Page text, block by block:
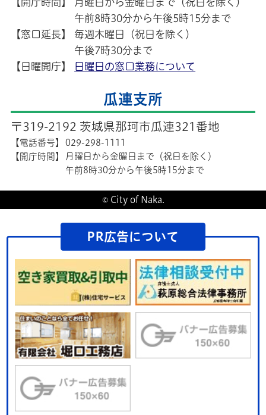
午前8時30分から午後5時15分まで
【窓口延長】
毎週木曜日（祝日を除く）
午後7時30分まで
【日曜開庁】
日曜日の窓口業務について
瓜連支所
〒319-2192 茨城県那珂市瓜連321番地
【電話番号】
029-298-1111
【開庁時間】
月曜日から金曜日まで（祝日を除く）
午前8時30分から午後5時15分まで
© City of Naka.
PR広告について